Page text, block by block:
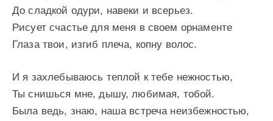
До сладкой одури, навеки и всерьез.
Рисует счастье для меня в своем орнаменте
Глаза твои, изгиб плеча, копну волос.
И я захлебываюсь теплой к тебе нежностью,
Ты снишься мне, дышу, любимая, тобой.
Была ведь, знаю, наша встреча неизбежностью,